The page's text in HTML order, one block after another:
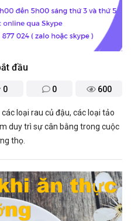
đầu
0 0 600
loại rau củ đậu, các loại tảo
duy trì sự cân bằng trong cuộc
thọ.